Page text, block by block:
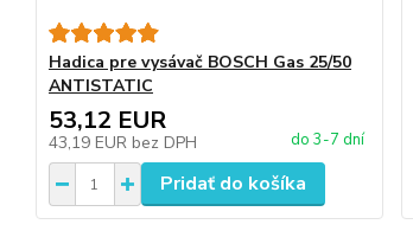
Hadica pre vysávač BOSCH Gas 25/50
ANTISTATIC
53,12 EUR
43,19 EUR bez DPH do 3-7 dní
Pridať do košíka